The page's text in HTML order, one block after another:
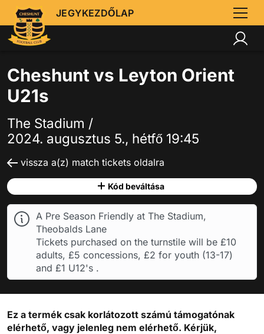
JEGYKEZDŐLAP
Cheshunt vs Leyton Orient
U21s
The Stadium /
2024. augusztus 5., hétfő 19:45
vissza a(z) match tickets oldalra
Kód beváltása
A Pre Season Friendly at The Stadium,
Theobalds Lane
Tickets purchased on the turnstile will be £10
adults, £5 concessions, £2 for youth (13-17)
and £1 U12's .
Ez a termék csak korlátozott számú támogatónak
elérhető, vagy jelenleg nem elérhető. Kérjük,